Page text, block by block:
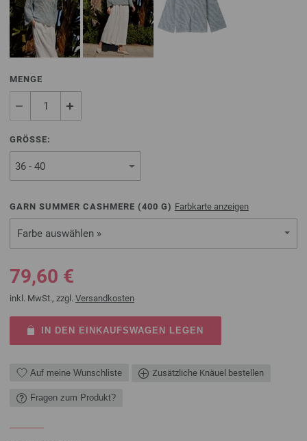
MENGE
GRÖSSE:
GARN SUMMER CASHMERE (400 G) Farbkarte anzeigen
Farbe auswählen »
79,60 €
inkl. MwSt., zzgl. Versandkosten
IN DEN EINKAUFSWAGEN LEGEN
Auf meine Wunschliste Zusätzliche Knäuel bestellen
Fragen zum Produkt?